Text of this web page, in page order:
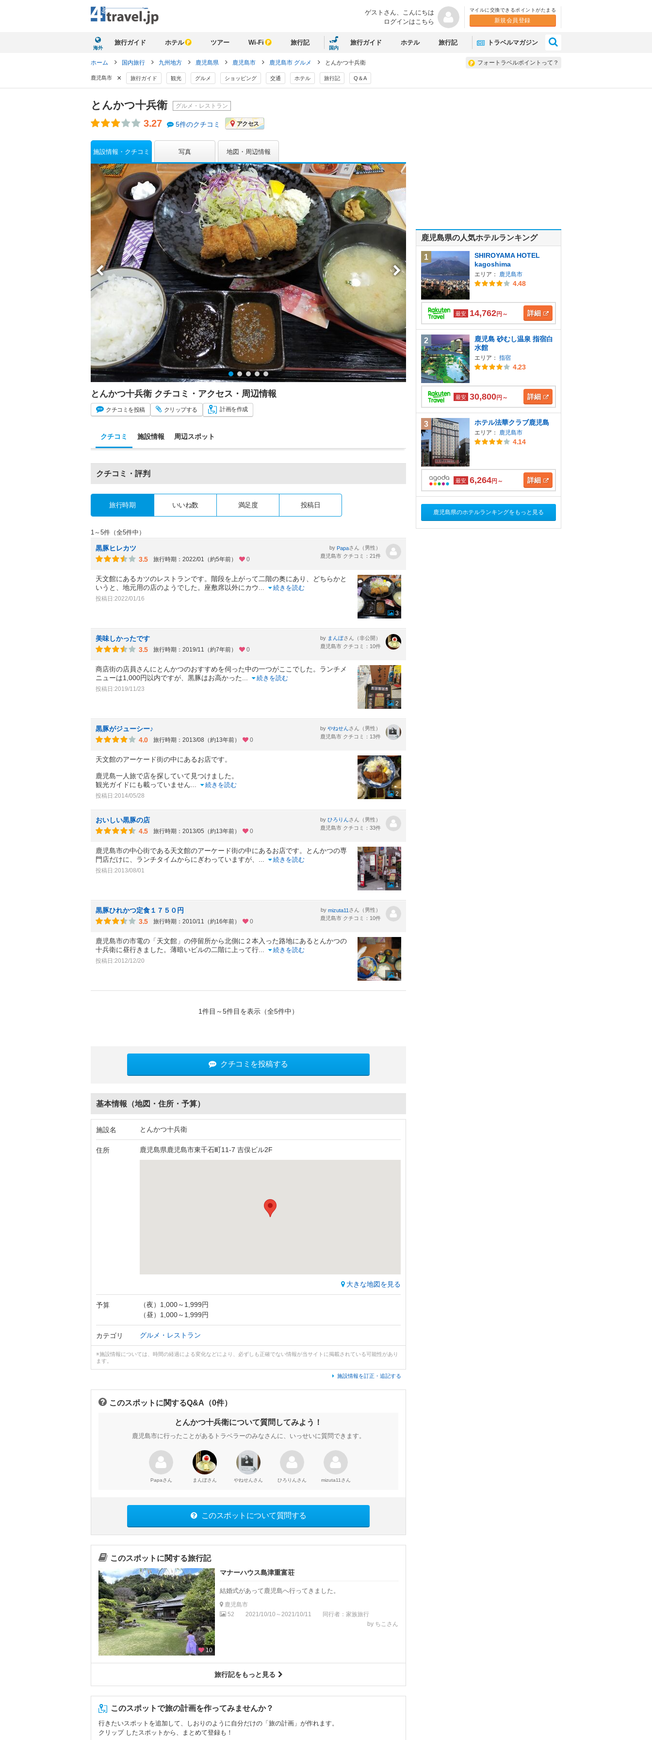
ゲストさん、 こんにちは
ログインはこちら
マイルに交換できるポイントがたまる
新規会員登録
海外
旅行ガイド ホテル ツアー Wi-Fi 旅行記
国内
旅行ガイド ホテル 旅行記 トラベルマガジン
フォートラベルポイントって？
ホーム 国内旅行 九州地方 鹿児島県 鹿児島市 鹿児島市 グルメ とんかつ十兵衛
鹿児島市 × 旅行ガイド 観光 グルメ ショッピング 交通 ホテル 旅行記 Q＆A
とんかつ十兵衛 グルメ・レストラン
3.27 5件のクチコミ アクセス
施設情報・クチコミ 写真 地図・周辺情報
とんかつ十兵衛 クチコミ・アクセス・周辺情報
クチコミ を投稿 クリップする 計画を作成
クチコミ 施設情報 周辺スポット
クチコミ・評判
旅行時期 いいね数 満足度 投稿日
1～5件（全5件中）
黒豚ヒレカツ
3.5
旅行時期：2022/01（約5年前） 0
by Papaさん（男性）
鹿児島市 クチコミ：21件
天文館にあるカツのレストランです。階段を上がって二階の奥にあり、どちらかと
いうと、地元用の店のようでした。座敷席以外にカウ
続きを読む
投稿日:2022/01/16
3
美味しかったです
3.5
旅行時期：2019/11（約7年前） 0
by まんぼさん（非公開）
鹿児島市 クチコミ：10件
商店街の店員さんにとんかつのおすすめを伺った中の一つがここでした。ランチメ
ニューは1,000円以内ですが、黒豚はお高かった
続きを読む
投稿日:2019/11/23
2
黒豚がジューシー♪
4.0
旅行時期：2013/08（約13年前） 0
by やねせんさん（男性）
鹿児島市 クチコミ：13件
天文館のアーケード街の中にあるお店です。
鹿児島一人旅で店を探していて見つけました。
観光ガイドにも載っていません
続きを読む
投稿日:2014/05/28 2
おいしい黒豚の店
4.5
旅行時期：2013/05（約13年前） 0
by ひろりんさん（男性）
鹿児島市 クチコミ：33件
鹿児島市の中心街である天文館のアーケード街の中にあるお店です。とんかつの専
門店だけに、ランチタイムからにぎわっていますが、
続きを読む
投稿日:2013/08/01
1
黒豚ひれかつ定食１７５０円
3.5
旅行時期：2010/11（約16年前） 0
by mizuta11 さん（男性）
鹿児島市 クチコミ：10件
鹿児島市の市電の「天文館」の停留所から北側に２本入った路地にあるとんかつの
十兵衛に昼行きました。薄暗いビルの二階に上って行
続きを読む
投稿日:2012/12/20
1
1件目～5件目を表示（全5件中）
クチコミを投稿する
基本情報（地図・住所・予算）
施設名 とんかつ十兵衛
住所 鹿児島県鹿児島市東千石町11-7 吉俣ビル2F
大きな地図を見る
予算
（夜）1,000～1,999円
（昼）1,000～1,999円
カテゴリ グルメ・レストラン
※施設情報については、時間の経過による変化などにより、必ずしも正確でない情報が当サイトに掲載されている可能性があり
ます。
施設情報を訂正・追記する
このスポットに関するQ&A（0件）
とんかつ十兵衛について質問してみよう！
鹿児島市に行ったことがあるトラベラーのみなさんに、いっせいに質問できます。
Papaさん まんぼさん やねせん さん ひろりん さん mizuta11 さん
このスポットについて質問する
このスポットに関する旅行記
10
マナーハウス島津重富荘
結婚式があって鹿児島へ行ってきました。
鹿児島市
52
2021/10/10～2021/10/11
同行者：家族旅行
by ちこさん
旅行記をもっと見る
このスポットで旅の計画を作ってみませんか？
行きたいスポットを追加して、しおりのように自分だけの「旅の計画」が作れます。
クリップ したスポットから、まとめて登録も！
鹿児島県の人気ホテルランキング
1
SHIROYAMA HOTEL
kagoshima
エリア： 鹿児島市
4.48
最安 14,762円～ 詳細
2
鹿児島 砂むし温泉 指宿白
水館
エリア： 指宿
4.23
最安 30,800円～ 詳細
3 ホテル法華クラブ鹿児島
エリア： 鹿児島市
4.14
最安 6,264円～ 詳細
鹿児島県のホテルランキングをもっと見る